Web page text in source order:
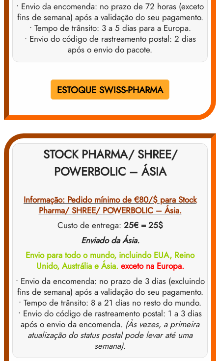
• Envio da encomenda: no prazo de 72 horas (exceto
fins de semana) após a validação do seu pagamento.
• Tempo de trânsito: 3 a 5 dias para a Europa.
• Envio do código de rastreamento postal: 2 dias
após o envio do pacote.
ESTOQUE SWISS-PHARMA
STOCK PHARMA/ SHREE/
POWERBOLIC – ÁSIA
Informação: Pedido mínimo de €80/$ para Stock
Pharma/ SHREE/ POWERBOLIC – Ásia.
Custo de entrega: 25€ = 25$
Enviado da Ásia.
Envio para todo o mundo, incluindo EUA, Reino
Unido, Austrália e Ásia. exceto na Europa.
• Envio da encomenda: no prazo de 3 dias (excluindo
fins de semana) após a validação do seu pagamento.
• Tempo de trânsito: 8 a 21 dias no resto do mundo.
• Envio do código de rastreamento postal: 1 a 3 dias
após o envio da encomenda. (Às vezes, a primeira
atualização do status postal pode levar até uma
semana).